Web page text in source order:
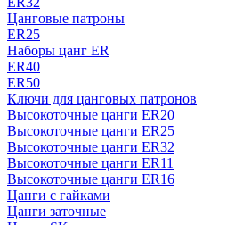
Цанговые патроны
ER25
Наборы цанг ER
ER40
ER50
Ключи для цанговых патронов
Высокоточные цанги ER20
Высокоточные цанги ER25
Высокоточные цанги ER32
Высокоточные цанги ER11
Высокоточные цанги ER16
Цанги с гайками
Цанги заточные